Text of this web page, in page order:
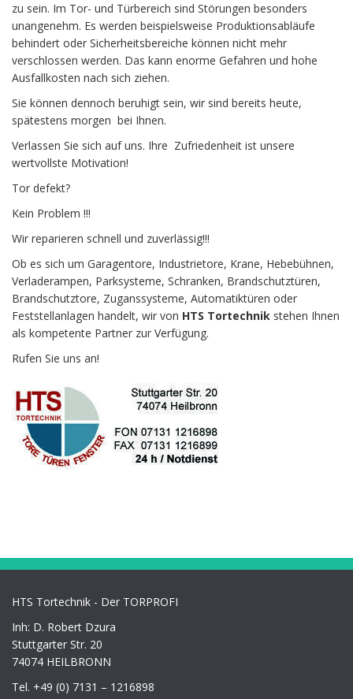
zu sein. Im Tor- und Türbereich sind Störungen besonders
unangenehm. Es werden beispielsweise Produktionsabläufe
behindert oder Sicherheitsbereiche können nicht mehr
verschlossen werden. Das kann enorme Gefahren und hohe
Ausfallkosten nach sich ziehen.
Sie können dennoch beruhigt sein, wir sind bereits heute,
spätestens morgen bei Ihnen.
Verlassen Sie sich auf uns. Ihre Zufriedenheit ist unsere
wertvollste Motivation!
Tor defekt?
Kein Problem !!!
Wir reparieren schnell und zuverlässig!!!
Ob es sich um Garagentore, Industrietore, Krane, Hebebühnen,
Verladerampen, Parksysteme, Schranken, Brandschutztüren,
Brandschutztore, Zuganssysteme, Automatiktüren oder
Feststellanlagen handelt, wir von HTS Tortechnik stehen Ihnen
als kompetente Partner zur Verfügung.
Rufen Sie uns an!
HTS Tortechnik - Der TORPROFI
Inh: D. Robert Dzura
Stuttgarter Str. 20
74074 HEILBRONN
Tel. +49 (0) 7131 – 1216898